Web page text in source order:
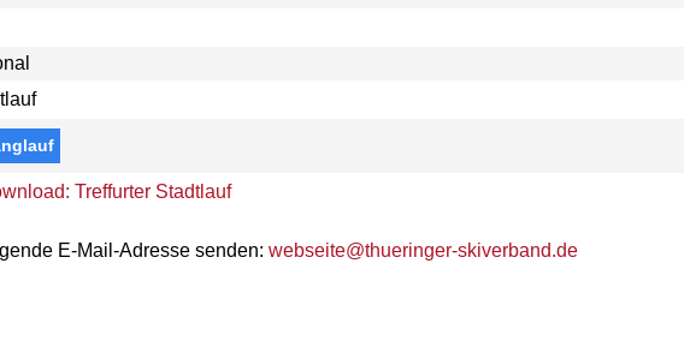
Treffurter Stadtlauf
E-Mail-Adresse senden: webseite@thueringer-skiverband.de